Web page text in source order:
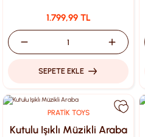
1.799,99 TL
SEPETE EKLE
PRATİK TOYS
Kutulu Işıklı Müzikli Araba